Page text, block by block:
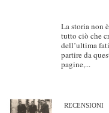
Partnership
Giallo Stresa
Tabù Festival 2014
La storia non
tutto ciò che
dell’ultima
partire da
pagine,...
RECENSIONI